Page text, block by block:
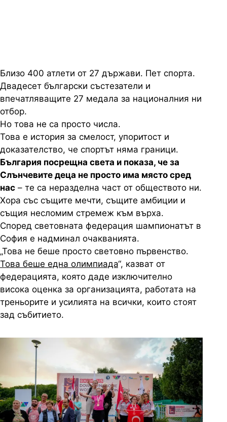
Близо 400 атлети от 27 държави. Пет спорта.
Двадесет български състезатели и
впечатляващите 27 медала за националния ни
отбор.
Но това не са просто числа.
Това е история за смелост, упоритост и
доказателство, че спортът няма граници.
България посрещна света и показа, че за
Слънчевите деца не просто има място сред
нас – те са неразделна част от обществото ни.
Хора със същите мечти, същите амбиции и
същия несломим стремеж към върха.
Според световната федерация шампионатът в
София е надминал очакванията.
„Това не беше просто световно първенство.
Това беше една олимпиада“, казват от
федерацията, която даде изключително
висока оценка за организацията, работата на
треньорите и усилията на всички, които стоят
зад събитието.